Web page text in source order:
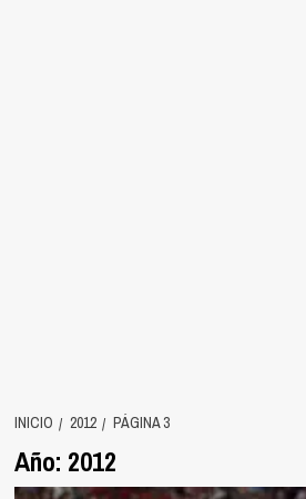
INICIO 2012 PÁGINA 3
Año: 2012